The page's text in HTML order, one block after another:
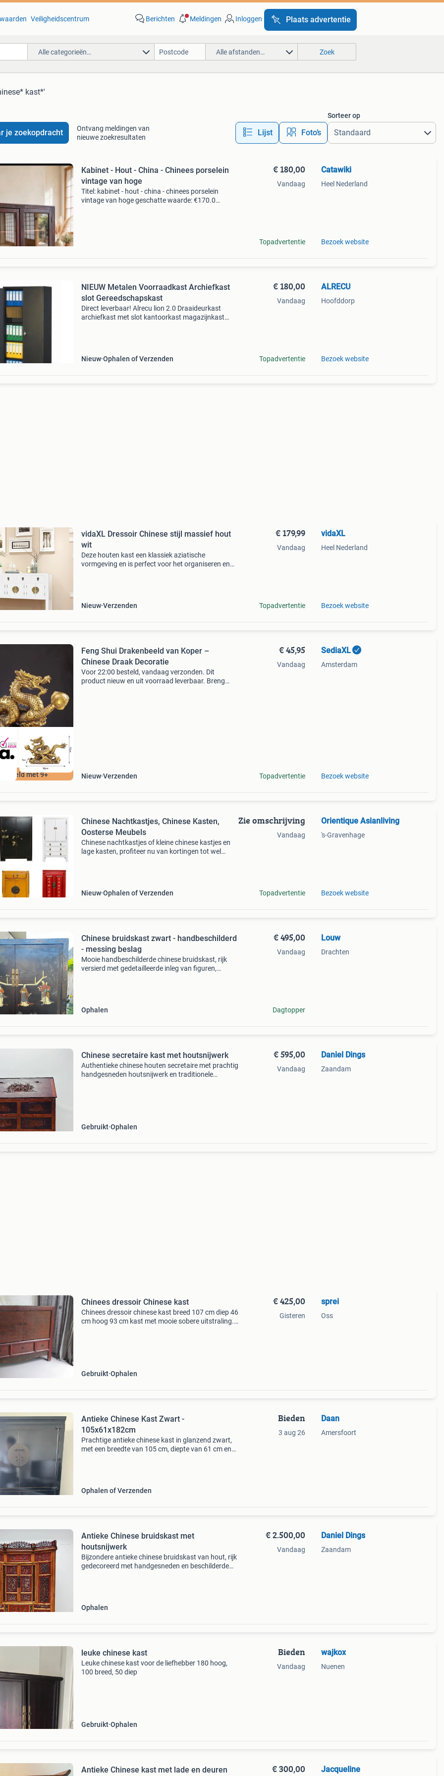
Veiligheidscentrum Berichten Meldingen Inloggen Plaats advertentie
Alle categorieën… Alle afstanden… Zoek
kast*'
je zoekopdracht
Ontvang meldingen van
nieuwe zoekresultaten
Lijst Foto’s
Sorteer op
Kabinet - Hout - China - Chinees porselein
vintage van hoge
Titel: kabinet - hout - china - chinees porselein
vintage van hoge geschatte waarde: €170.0
€ 180,00
Vandaag
Topadvertentie
Catawiki
Heel Nederland
Bezoek website
NIEUW Metalen Voorraadkast Archiefkast
slot Gereedschapskast
Direct leverbaar! Alrecu lion 2.0 Draaideurkast
archiefkast met slot kantoorkast magazijnkast
Nieuw Ophalen of Verzenden
€ 180,00
Vandaag
Topadvertentie
ALRECU
Hoofddorp
Bezoek website
vidaXL Dressoir Chinese stijl massief hout
wit
Deze houten kast een klassiek aziatische
vormgeving en is perfect voor het organiseren en
Nieuw Verzenden
€ 179,99
Vandaag
Topadvertentie
vidaXL
Heel Nederland
Bezoek website
met 9+
Feng Shui Drakenbeeld van Koper –
Chinese Draak Decoratie
Voor 22:00 besteld, vandaag verzonden. Dit
product nieuw en uit voorraad leverbaar. Breng
Nieuw Verzenden
€ 45,95
Vandaag
Topadvertentie
SediaXL
Amsterdam
Bezoek website
Chinese Nachtkastjes, Chinese Kasten,
Oosterse Meubels
Chinese nachtkastjes of kleine chinese kastjes en
lage kasten, profiteer nu van kortingen tot wel
Nieuw Ophalen of Verzenden
Zie omschrijving
Vandaag
Topadvertentie
Orientique Asianliving
's-Gravenhage
Bezoek website
Chinese bruidskast zwart - handbeschilderd
- messing beslag
Mooie handbeschilderde chinese bruidskast, rijk
versierd met gedetailleerde inleg van figuren,
Ophalen
€ 495,00
Vandaag
Dagtopper
Louw
Drachten
Chinese secretaire kast met houtsnijwerk
Authentieke chinese houten secretaire met prachtig
handgesneden houtsnijwerk en traditionele
Gebruikt Ophalen
€ 595,00
Vandaag
Daniel Dings
Zaandam
Chinees dressoir Chinese kast
Chinees dressoir chinese kast breed 107 cm diep 46
cm hoog 93 cm kast met mooie sobere uitstraling.
Gebruikt Ophalen
€ 425,00
Gisteren
sprei
Oss
Antieke Chinese Kast Zwart -
105x61x182cm
Prachtige antieke chinese kast in glanzend zwart,
met een breedte van 105 cm, diepte van 61 cm en
Ophalen of Verzenden
Bieden
3 aug 26
Daan
Amersfoort
Antieke Chinese bruidskast met
houtsnijwerk
Bijzondere antieke chinese bruidskast van hout, rijk
gedecoreerd met handgesneden en beschilderde
Ophalen
€ 2.500,00
Vandaag
Daniel Dings
Zaandam
leuke chinese kast
Leuke chinese kast voor de liefhebber 180 hoog,
100 breed, 50 diep
Gebruikt Ophalen
Bieden
Vandaag
wajkox
Nuenen
Antieke Chinese kast met lade en deuren € 300,00 Jacqueline